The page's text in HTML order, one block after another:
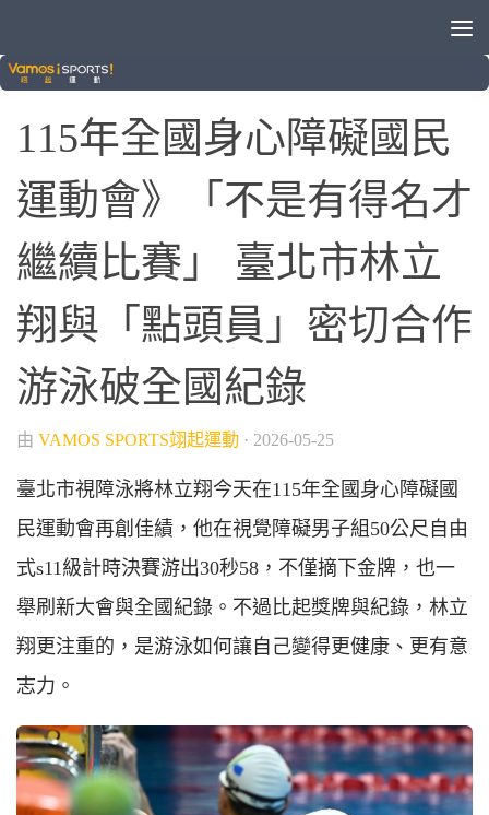
115全障運
115年全國身心障礙國民
運動會》「不是有得名才
繼續比賽」 臺北市林立
翔與「點頭員」密切合作
游泳破全國紀錄
由 VAMOS SPORTS翊起運動 · 2026-05-25
臺北市視障泳將林立翔今天在115年全國身心障礙國
民運動會再創佳績，他在視覺障礙男子組50公尺自由
式s11級計時決賽游出30秒58，不僅摘下金牌，也一
舉刷新大會與全國紀錄。不過比起獎牌與紀錄，林立
翔更注重的，是游泳如何讓自己變得更健康、更有意
志力。